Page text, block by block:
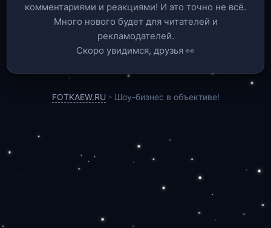
комментариями и реакциями! И это точно не всё.
Много нового будет для читателей и
рекламодателей.
Скоро увидимся, друзья 👀
FOTKAEW.RU - Шоу-бизнес в объективе!